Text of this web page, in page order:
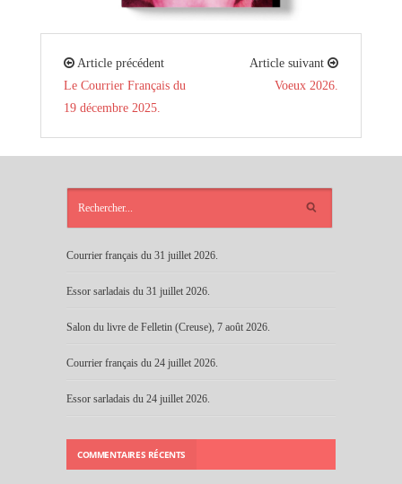
Article précédent
Le Courrier Français du
19 décembre 2025.
Article suivant
Voeux 2026.
Courrier français du 31 juillet 2026.
Essor sarladais du 31 juillet 2026.
Salon du livre de Felletin (Creuse), 7 août 2026.
Courrier français du 24 juillet 2026.
Essor sarladais du 24 juillet 2026.
COMMENTAIRES RÉCENTS